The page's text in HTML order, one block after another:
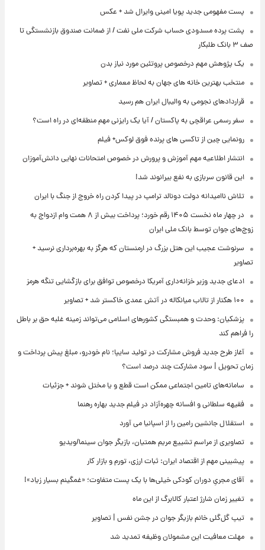
پست مفهومی جدید پویا امینی وایرال شد + عکس
پشت پرده‌ مسدودی حساب شرکت ملی نفت / از ضمانت صندوق بازنشستگی تا
صف ۳ بانک طلبکار
یک پژوهش مهم درخصوص پروتئین مورد نیاز بدن
منتخب بهترین خانه های جهان به لحاظ معماری + تصاویر
قراردادهای نجومی به والیبال ایران هم رسید
سفر رسمی عراقچی به پاکستان / آیا یک رایزنی مهم منطقه‌ای در راه است؟
رونمایی چین از تاکسی های پرنده فوق لوکس+ فیلم
انتشار اطلاعیه مهم آموزش و پرورش در خصوص امتحانات نهایی دانش‌آموزان
این قانون سربازی به نفع بیرانوند شد!
تلاش ناامیدانه‌ دولت دونالد ترامپ در پیدا کردن راه خروج از جنگ با ایران
در چهار ماه نخست ۱۴۰۵ رقم خورد؛ پرداخت بیش از ۸ همت وام ازدواج به
زوج‌های جوان توسط بانک ملی ایران
سرنوشت عجیب این هتل بزرگ در ارمنستان که هرگز به بهره‌برداری نرسید +
تصاویر
ادعای جدید وزیر خزانه‌داری آمریکا درخصوص توافق برای بازگشایی تنگه هرمز
۱۰۰ هکتار از تالاب میانکاله در آتش عمدی خاکستر شد + تصاویر
پزشکیان: وحدت و همبستگی کشورهای اسلامی می‌تواند زمینه غلبه حق بر باطل
را فراهم کند
آغاز طرح جدید فروش مشارکت در تولید سایپا؛ نام خودرو، مبلغ پیش پرداخت و
زمان تحویل | سود مشارکت چند درصد است؟
سامانه‌های تامین اجتماعی ممکن است قطع و یا مختل شوند + جزئیات
فقیهه سلطانی و افسانه چهره‌آزاد در فیلم جدید بهاره رهنما
استقلال جانشین رامین را از اسپانیا می آورد
تصاویری از مراسم تشییع مریم همتیان، بازیگر جوان سینما/ویدیو
پیشبینی مهم از اقتصاد ایران: ثبات ارزی، تورم و بازار کار
آقای مجریِ دوران کودکی خیلی‌ها با یک پست متفاوت؛ «غمگینم بسیار زیاد»!
تغییر زمان شارژ اعتبار کالابرگ از این ماه
تیپ گل‌گلی خانم بازیگر جوان در جشن نفس | تصاویر
مهلت معافیت این مشمولان وظیفه تمدید شد